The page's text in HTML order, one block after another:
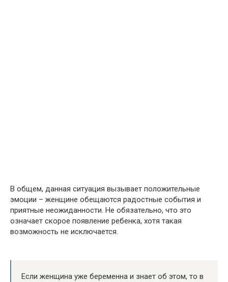
В общем, данная ситуация вызывает положительные
эмоции – женщине обещаются радостные события и
приятные неожиданности. Не обязательно, что это
означает скорое появление ребенка, хотя такая
возможность не исключается.
Если женщина уже беременна и знает об этом, то в